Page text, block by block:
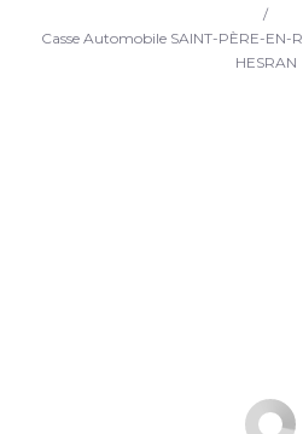
/
Casse Automobile SAINT-PÈRE-EN-
HESRAN